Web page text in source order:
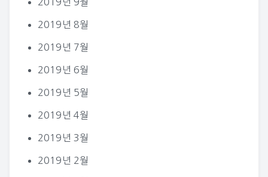
2019년 8월
2019년 7월
2019년 6월
2019년 5월
2019년 4월
2019년 3월
2019년 2월